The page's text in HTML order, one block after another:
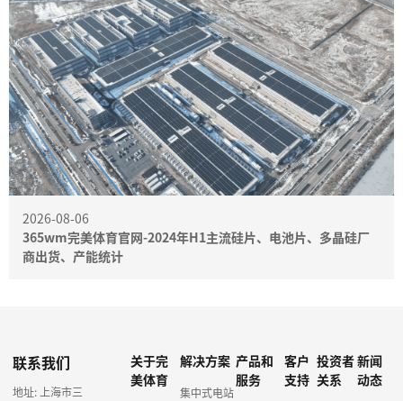
2026-08-06
365wm完美体育官网-2024年H1主流硅片、电池片、多晶硅厂
商出货、产能统计
联系我们
地址: 上海市三
关于完
美体育
解决方案
集中式电站
产品和
服务
客户
支持
投资者
关系
新闻
动态